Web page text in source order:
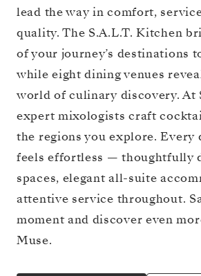
lead the way in comfort,
quality. The S.A.L.T. Kitchen
of your journey’s destinations
while eight dining venues
world of culinary discovery. At
expert mixologists craft
the regions you explore. Every
feels effortless — thoughtfully
spaces, elegant all-suite
attentive service throughout.
moment and discover even
Muse.